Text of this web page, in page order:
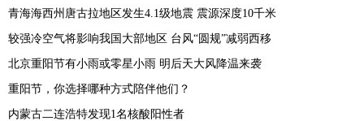
青海海西州唐古拉地区发生4.1级地震 震源深度10千米
较强冷空气将影响我国大部地区 台风“圆规”减弱西移
北京重阳节有小雨或零星小雨 明后天大风降温来袭
重阳节，你选择哪种方式陪伴他们？
内蒙古二连浩特发现1名核酸阳性者